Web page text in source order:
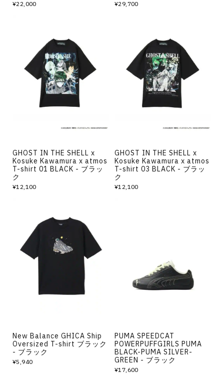
¥22,000 ¥29,700
GHOST IN THE SHELL x
Kosuke Kawamura x atmos
T-shirt 01 BLACK - ブラッ
ク
¥12,100
GHOST IN THE SHELL x
Kosuke Kawamura x atmos
T-shirt 03 BLACK - ブラッ
ク
¥12,100
New Balance GHICA Ship
Oversized T-shirt ブラック
- ブラック
¥5,940
PUMA SPEEDCAT
POWERPUFFGIRLS PUMA
BLACK-PUMA SILVER-
GREEN - ブラック
¥17,600